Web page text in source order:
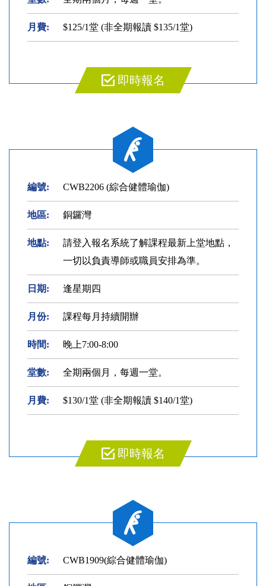
月費: $125/1堂 (非全期報讀 $135/1堂)
即時報名
編號: CWB2206 (綜合健體瑜伽)
地區: 銅鑼灣
地點:
請登入報名系統了解課程最新上堂地點，
一切以負責導師或職員安排為準。
日期: 逢星期四
月份: 課程每月持續開辦
時間: 晚上7:00-8:00
堂數: 全期兩個月，每週一堂。
月費: $130/1堂 (非全期報讀 $140/1堂)
即時報名
編號: CWB1909(綜合健體瑜伽)